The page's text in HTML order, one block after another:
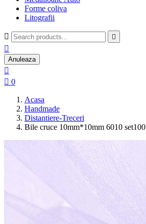
Forme coliva
Litografii
 

Anuleaza

 0
Acasa
Handmade
Distantiere-Treceri
Bile cruce 10mm*10mm 6010 set100